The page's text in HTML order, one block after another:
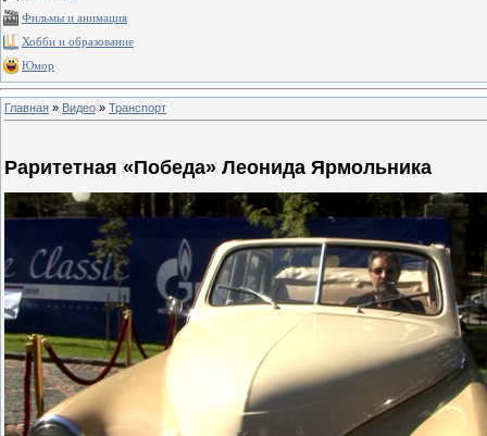
Фильмы и анимация
Хобби и образование
Юмор
Главная » Видео » Транспорт
Раритетная «Победа» Леонида Ярмольника